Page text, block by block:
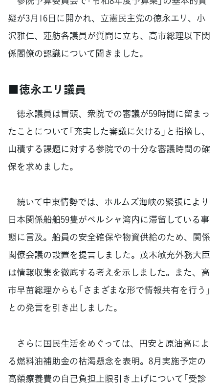
疑が3月16日に開かれ、立憲民主党の徳永エリ、小
沢雅仁、蓮舫各議員が質問に立ち、高市総理以下関
係閣僚の認識について聞きました。
■徳永エリ議員
徳永議員は冒頭、衆院での審議が59時間に留まっ
たことについて「充実した審議に欠ける」と指摘し、
山積する課題に対する参院での十分な審議時間の確
保を求めました。
続いて中東情勢では、ホルムズ海峡の緊張により
日本関係船舶59隻がペルシャ湾内に滞留している事
態に言及。船員の安全確保や物資供給のため、関係
閣僚会議の設置を提言しました。茂木敏充外務大臣
は情報収集を徹底する考えを示しました。また、高
市早苗総理からも「さまざまな形で情報共有を行う」
との発言を引き出しました。
さらに国民生活をめぐっては、円安と原油高によ
る燃料油補助金の枯渇懸念を表明。8月実施予定の
高額療養費の自己負担上限引き上げについて「受診